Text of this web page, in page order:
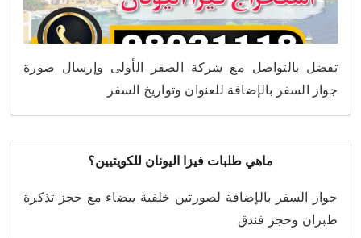
تفضل بالتواصل مع شركة الصقر الأولى وإرسال صورة
جواز السفر بالإضافة للعنوان وتواريخ السفر
ماهي طلبات فيزا اليونان للكويتيين؟
جواز السفر بالإضافة لصورتين خلفية بيضاء مع حجز تذكرة
طبران وحجز فندق